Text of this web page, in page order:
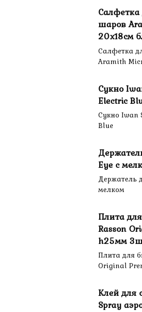
шаров
20х18см
Салфетка
Aramith
Сукно
Electric
Сукно Iwan
Blue
Eye с
Держатель
мелком
Плита
Rasson
h25мм
Плита для
Original
Клей для
Spray